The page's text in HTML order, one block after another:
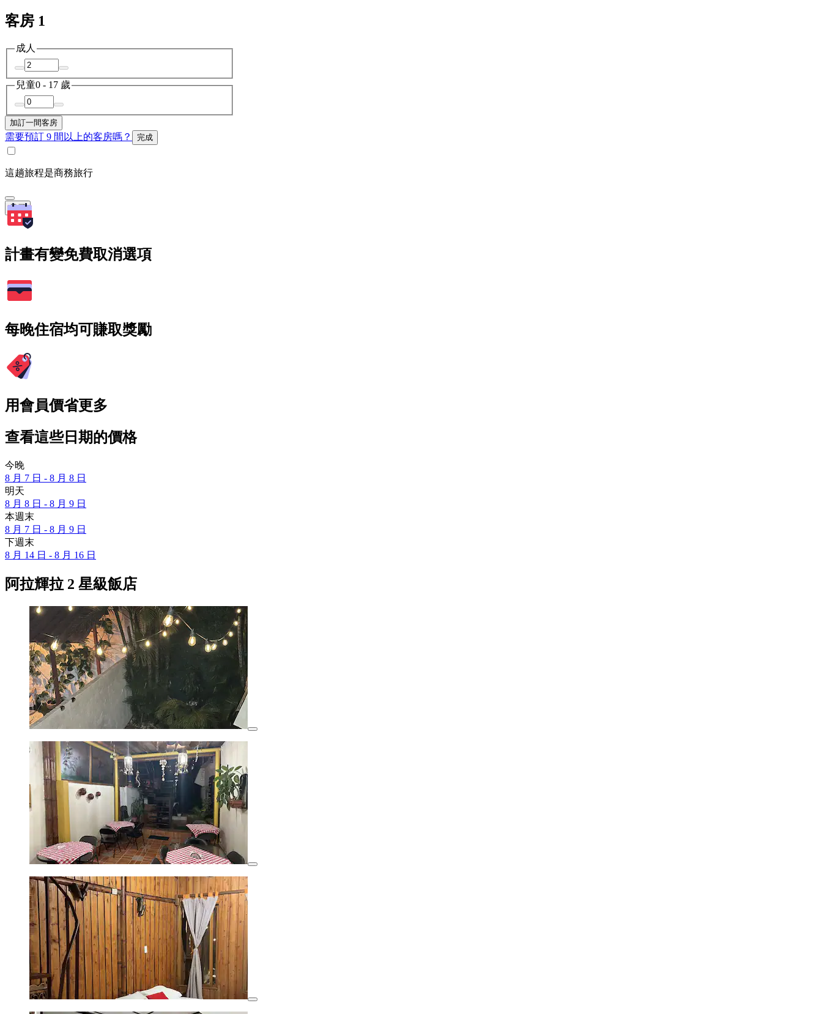
客房 1
成人
兒童0 - 17 歲
加訂一間客房
需要預訂 9 間以上的客房嗎？ 完成
這趟旅程是商務旅行
搜尋
計畫有變免費取消選項
每晚住宿均可賺取獎勵
用會員價省更多
查看這些日期的價格
今晚
8 月 7 日 - 8 月 8 日
明天
8 月 8 日 - 8 月 9 日
本週末
8 月 7 日 - 8 月 9 日
下週末
8 月 14 日 - 8 月 16 日
阿拉輝拉 2 星級飯店